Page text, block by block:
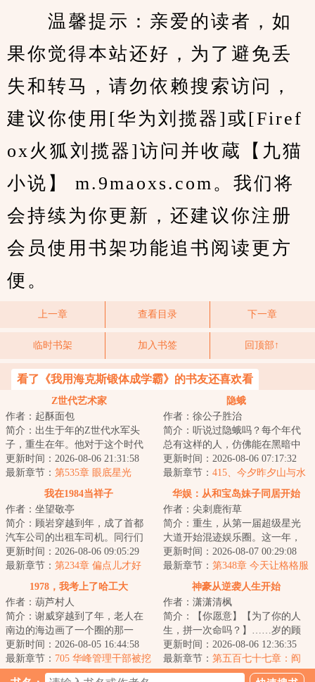
温馨提示：亲爱的读者，如
果你觉得本站还好，为了避免丢
失和转马，请勿依赖搜索访问，
建议你使用[华为刘揽器]或[Firef
ox火狐刘揽器]访问并收蔵【九猫
小说】 m.9maoxs.com。我们将
会持续为你更新，还建议你注册
会员使用书架功能追书阅读更方
便。
上一章 查看目录 下一章
临时书架 加入书签 回顶部↑
看了《我用海克斯锻体成学霸》的书友还喜欢看
Z世代艺术家
作者：起酥面包
简介：出生于年的Z世代水军头
子，重生在年。他对于这个时代
没有任何滤镜，因此感到强烈窒
息。影视剧粗糙...
更新时间：2026-08-06 21:31:58
最新章节： 第535章 眼底星光
隐蛾
作者：徐公子胜治
简介：听说过隐蛾吗？每个年代
总有这样的人，仿佛能在黑暗中
穿行不留形迹，凭空出现又倏然
消失。存在且未...
更新时间：2026-08-06 07:17:32
最新章节： 415、今夕昨夕山与水
我在1984当祥子
作者：坐望敬亭
简介：顾岩穿越到年，成了首都
汽车公司的出租车司机。同行们
都自嘲他们这行是“现代祥子”。可
人家祥子正...
更新时间：2026-08-06 09:05:29
最新章节： 第234章 偏点儿才好
华娱：从和宝岛妹子同居开始
作者：尖刺鹿衔草
简介：重生，从第一届超级星光
大道开始混迹娱乐圈。这一年，
周王陶林如日中天；这一年，众
多花刚展露头角...
更新时间：2026-08-07 00:29:08
最新章节： 第348章 今天让格格服
1978，我考上了哈工大
作者：葫芦村人
简介：谢威穿越到了年，老人在
南边的海边画了一个圈的那一
年，也是恢复高考的第二年。了
解时代发展脉络的...
更新时间：2026-08-05 16:44:58
最新章节： 705 华峰管理干部被挖
走一半，国际巨头的釜底抽薪之
神豪从逆袭人生开始
作者：潇潇清枫
简介：【你愿意】【为了你的人
生，拼一次命吗？】……岁的顾
珩，双脚深陷泥泞。当命运荆棘
递向他的那一刻...
更新时间：2026-08-06 12:36:35
最新章节： 第五百七十七章：阎
王点卯